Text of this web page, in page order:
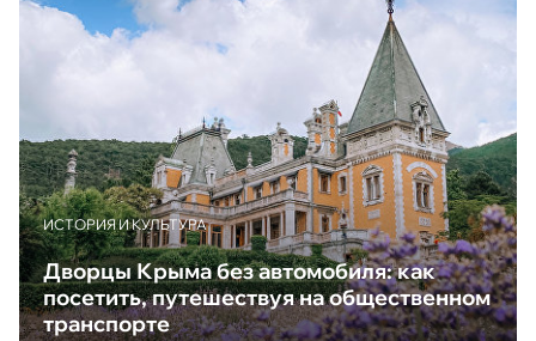
ИСТОРИЯ И КУЛЬТУРА
Дворцы Крыма без автомобиля: как
посетить, путешествуя на общественном
транспорте